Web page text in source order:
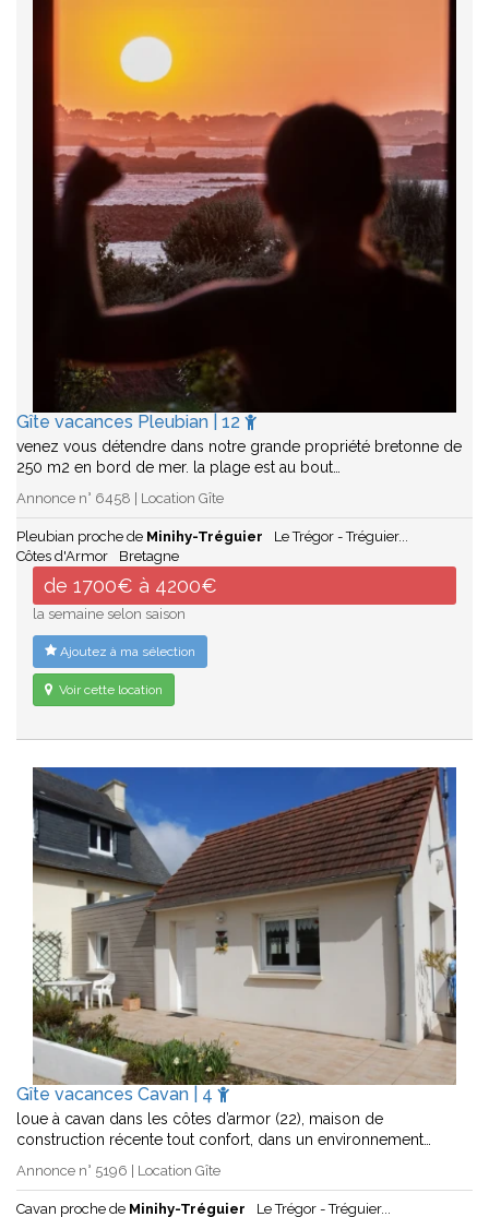
Gîte vacances Pleubian | 12
venez vous détendre dans notre grande propriété bretonne de
250 m2 en bord de mer. la plage est au bout…
Annonce n° 6458 | Location Gîte
Pleubian proche de Minihy-Tréguier
Le Trégor - Tréguier...
Côtes d'Armor
Bretagne
de 1700€ à 4200€
la semaine selon saison
Ajoutez à ma sélection
Voir cette location
Gîte vacances Cavan | 4
loue à cavan dans les côtes d’armor (22), maison de
construction récente tout confort, dans un environnement…
Annonce n° 5196 | Location Gîte
Cavan proche de Minihy-Tréguier Le Trégor - Tréguier...